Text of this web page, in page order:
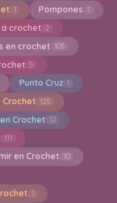
1 Pompones 1
crochet 2
en crochet 105
5
Punto Cruz 1
Crochet 125
Crochet 12
111
en Crochet 10
1